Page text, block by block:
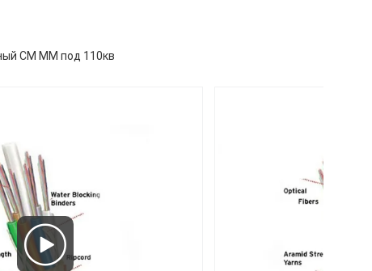
СМ ММ под 110кв